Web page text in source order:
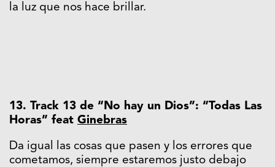
la luz que nos hace brillar.
13. Track 13 de “No hay un Dios”: “Todas Las
Horas” feat Ginebras
Da igual las cosas que pasen y los errores que
cometamos, siempre estaremos justo debajo